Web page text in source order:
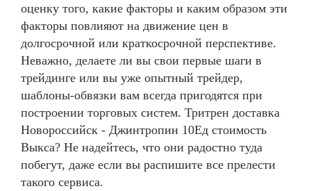
оценку того, какие факторы и каким образом эти
факторы повлияют на движение цен в
долгосрочной или краткосрочной перспективе.
Неважно, делаете ли вы свои первые шаги в
трейдинге или вы уже опытный трейдер,
шаблоны-обвязки вам всегда пригодятся при
построении торговых систем. Тритрен доставка
Новороссийск - Джинтропин 10Ед стоимость
Выкса? Не надейтесь, что они радостно туда
побегут, даже если вы распишите все прелести
такого сервиса.